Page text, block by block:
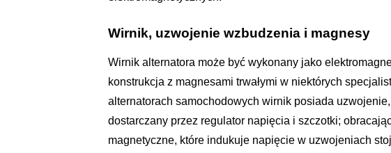
Wirnik, uzwojenie wzbudzenia i magnesy
Wirnik alternatora może być wykonany jako
konstrukcja z magnesami trwałymi w niektórych
alternatorach samochodowych wirnik posiada
dostarczany przez regulator napięcia i szczotki;
magnetyczne, które indukuje napięcie w uzwojeniach